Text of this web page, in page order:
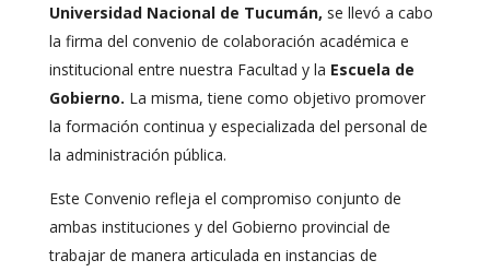
Universidad Nacional de Tucumán, se llevó a cabo
la firma del convenio de colaboración académica e
institucional entre nuestra Facultad y la Escuela de
Gobierno. La misma, tiene como objetivo promover
la formación continua y especializada del personal de
la administración pública.
Este Convenio refleja el compromiso conjunto de
ambas instituciones y del Gobierno provincial de
trabajar de manera articulada en instancias de